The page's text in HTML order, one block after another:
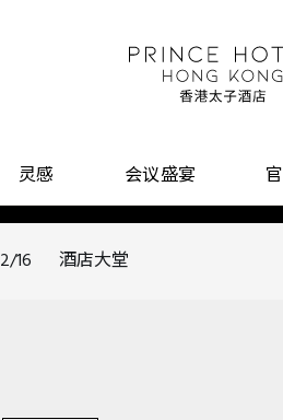
灵感 会议盛宴
2/16 酒店大堂